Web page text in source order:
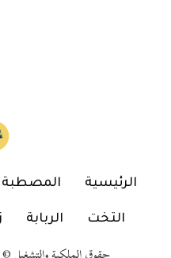
الرئيسية المصطبة
التخت الربابة